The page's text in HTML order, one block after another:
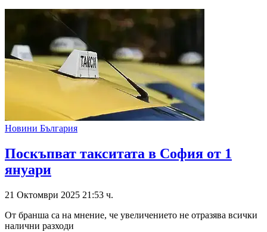
Новини България
Поскъпват такситата в София от 1
януари
21 Октомври 2025 21:53 ч.
От бранша са на мнение, че увеличението не отразява всички
налични разходи